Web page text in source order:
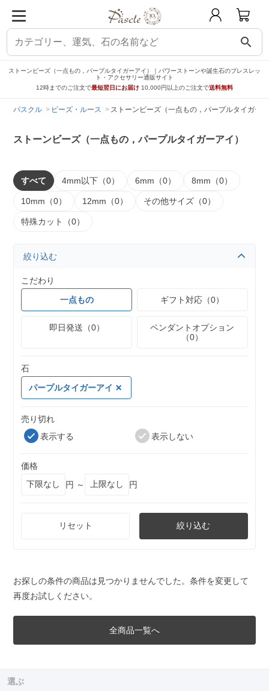
search
ストーンビーズ（一点もの，パープルタイガーアイ）｜パワーストーンや誕生石のブレスレッ
ト・アクセサリー通販サイト
12時までのご注文で最短翌日にお届け 10,000円以上のご注文で送料無料
パスクル ビーズ・ルース ストーンビーズ（一点もの，パープルタイガー
ストーンビーズ（一点もの，パープルタイガーアイ）
すべて 4mm以下（0） 6mm（0） 8mm（0）
10mm（0） 12mm（0） その他サイズ（0）
特殊カット（0）
絞り込む
こだわり
一点もの
ギフト対応（0）
即日発送（0）
ペンダントオプション
（0）
石
パープルタイガーアイ
売り切れ
表示する
表示しない
価格
円 ～
円
リセット 絞り込む
お探しの条件の商品は見つかりませんでした。条件を変更して
再度お試しください。
全商品一覧へ
選ぶ